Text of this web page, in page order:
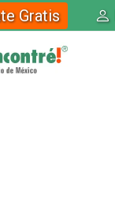
Gratis